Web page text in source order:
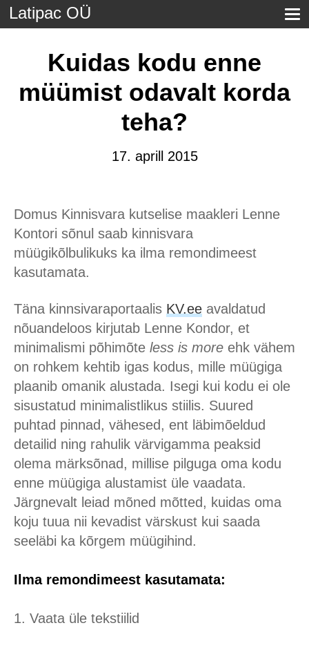
Latipac OÜ
Kuidas kodu enne
müümist odavalt korda
teha?
17. aprill 2015
Domus Kinnisvara kutselise maakleri Lenne
Kontori sõnul saab kinnisvara
müügikõlbulikuks ka ilma remondimeest
kasutamata.
Täna kinnsivaraportaalis KV.ee avaldatud
nõuandeloos kirjutab Lenne Kondor, et
minimalismi põhimõte less is more ehk vähem
on rohkem kehtib igas kodus, mille müügiga
plaanib omanik alustada. Isegi kui kodu ei ole
sisustatud minimalistlikus stiilis. Suured
puhtad pinnad, vähesed, ent läbimõeldud
detailid ning rahulik värvigamma peaksid
olema märksõnad, millise pilguga oma kodu
enne müügiga alustamist üle vaadata.
Järgnevalt leiad mõned mõtted, kuidas oma
koju tuua nii kevadist värskust kui saada
seeläbi ka kõrgem müügihind.
Ilma remondimeest kasutamata:
1. Vaata üle tekstiilid